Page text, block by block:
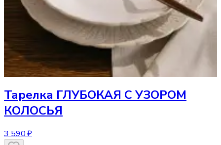
Тарелка ГЛУБОКАЯ С УЗОРОМ
КОЛОСЬЯ
3 590 ₽